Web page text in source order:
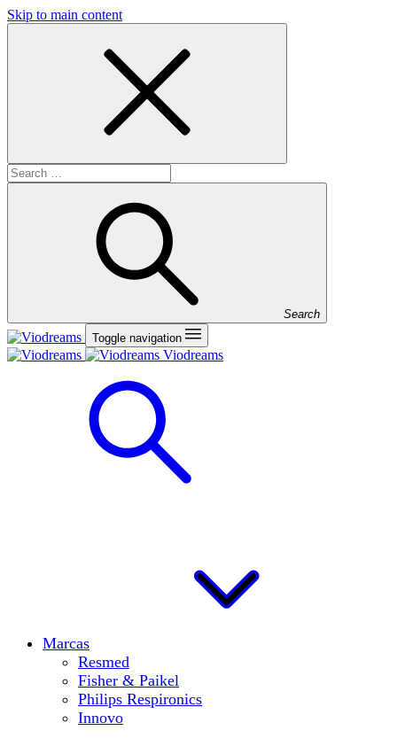
Skip to main content
Search
Toggle navigation
Viodreams
Marcas
Resmed
Fisher & Paikel
Philips Respironics
Innovo